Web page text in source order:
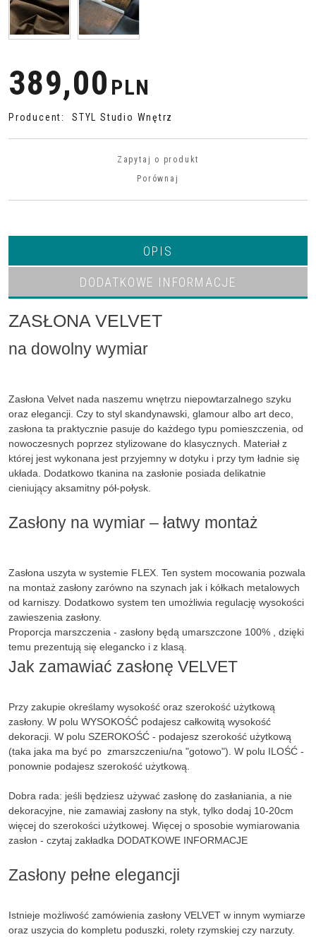
389,00 PLN
Producent: STYL Studio Wnętrz
Zapytaj o produkt
Porównaj
OPIS
DODATKOWE INFORMACJE
ZASŁONA VELVET
na dowolny wymiar
Zasłona Velvet nada naszemu wnętrzu niepowtarzalnego szyku
oraz elegancji. Czy to styl skandynawski, glamour albo art deco,
zasłona ta praktycznie pasuje do każdego typu pomieszczenia, od
nowoczesnych poprzez stylizowane do klasycznych. Materiał z
której jest wykonana jest przyjemny w dotyku i przy tym ładnie się
układa. Dodatkowo tkanina na zasłonie posiada delikatnie
cieniujący aksamitny pół-połysk.
Zasłony na wymiar – łatwy montaż
Zasłona uszyta w systemie FLEX. Ten system mocowania pozwala
na montaż zasłony zarówno na szynach jak i kółkach metalowych
od karniszy. Dodatkowo system ten umożliwia regulację wysokości
zawieszenia zasłony.
Proporcja marszczenia - zasłony będą umarszczone 100% , dzięki
temu prezentują się elegancko i z klasą.
Jak zamawiać zasłonę VELVET
Przy zakupie określamy wysokość oraz szerokość użytkową
zasłony. W polu WYSOKOŚĆ podajesz całkowitą wysokość
dekoracji. W polu SZEROKOŚĆ - podajesz szerokość użytkową
(taka jaka ma być po zmarszczeniu/na "gotowo"). W polu ILOŚĆ -
ponownie podajesz szerokość użytkową.
Dobra rada: jeśli będziesz używać zasłonę do zasłaniania, a nie
dekoracyjne, nie zamawiaj zasłony na styk, tylko dodaj 10-20cm
więcej do szerokości użytkowej. Więcej o sposobie wymiarowania
zasłon - czytaj zakładka DODATKOWE INFORMACJE
Zasłony pełne elegancji
Istnieje możliwość zamówienia zasłony VELVET w innym wymiarze
oraz uszycia do kompletu poduszki, rolety rzymskiej czy narzuty.